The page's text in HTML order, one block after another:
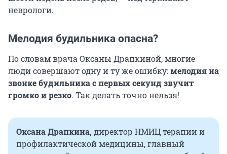
неврологи.
Мелодия будильника опасна?
По словам врача Оксаны Драпкиной, многие
люди совершают одну и ту же ошибку:мелодия на
звонке будильника с первых секунд звучит
громко и резко. Так делать точно нельзя!
Оксана Драпкина, директор НМИЦ терапии и
профилактической медицины, главный